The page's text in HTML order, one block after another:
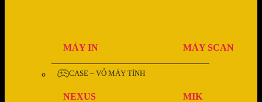
MÁY IN MÁY SCAN
CASE – VỎ MÁY TÍNH
NEXUS
MIK